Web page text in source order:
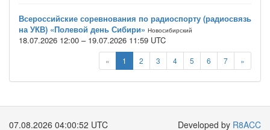
Всероссийские соревнования по радиоспорту (радиосвязь
на УКВ) «Полевой день Сибири» Новосибирский
18.07.2026 12:00 – 19.07.2026 11:59 UTC
« 1 2 3 4 5 6 7 »
07.08.2026 04:00:52 UTC Developed by R8ACC